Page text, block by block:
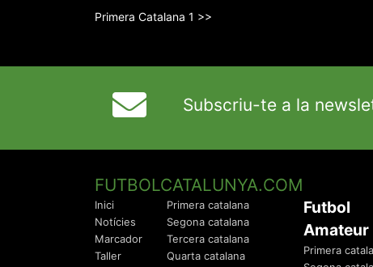
Primera Catalana 1 >>
Subscriu-te a la
FUTBOLCATALUNYA.COM
Inici
Notícies
Marcador
Taller
Primera catalana
Segona catalana
Tercera catalana
Quarta catalana
Futbol
Amateur
Primera